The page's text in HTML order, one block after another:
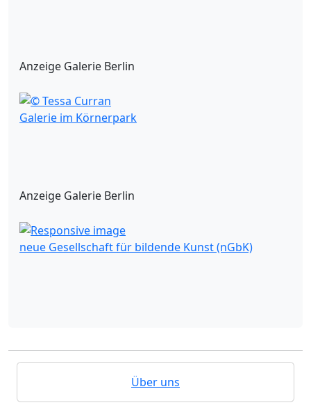
Anzeige Galerie Berlin
Galerie im Körnerpark
Anzeige Galerie Berlin
neue Gesellschaft für bildende Kunst (nGbK)
Über uns